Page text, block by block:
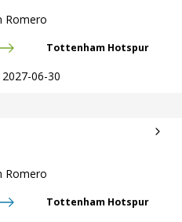
Romero
Tottenham Hotspur
2027-06-30
Romero
Tottenham Hotspur